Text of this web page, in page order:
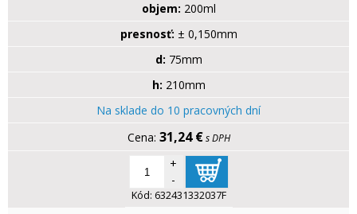
objem: 200ml
presnosť: ± 0,150mm
d: 75mm
h: 210mm
Na sklade do 10 pracovných dní
31,24 € s DPH
+
-
Kód: 632431332037F